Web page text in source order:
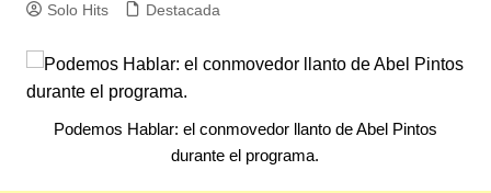
Solo Hits Destacada
Podemos Hablar: el conmovedor llanto de Abel Pintos
durante el programa.